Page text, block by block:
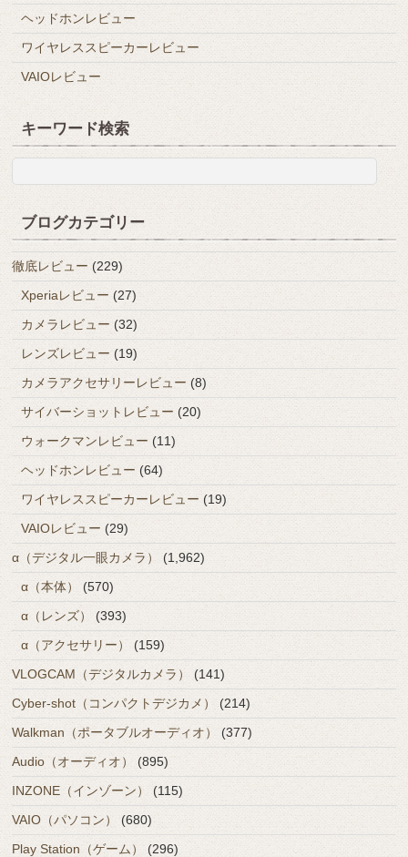
ヘッドホンレビュー
ワイヤレススピーカーレビュー
VAIOレビュー
キーワード検索
ブログカテゴリー
徹底レビュー (229)
Xperiaレビュー (27)
カメラレビュー (32)
レンズレビュー (19)
カメラアクセサリーレビュー (8)
サイバーショットレビュー (20)
ウォークマンレビュー (11)
ヘッドホンレビュー (64)
ワイヤレススピーカーレビュー (19)
VAIOレビュー (29)
α（デジタル一眼カメラ）
(1,962)
α（本体）
(570)
α（レンズ）
(393)
α（アクセサリー）
(159)
VLOGCAM（デジタルカメラ）
(141)
Cyber-shot（コンパクトデジカメ）
(214)
Walkman（ポータブルオーディオ）
(377)
Audio（オーディオ）
(895)
INZONE（インゾーン）
(115)
VAIO（パソコン）
(680)
Play Station（ゲーム）
(296)